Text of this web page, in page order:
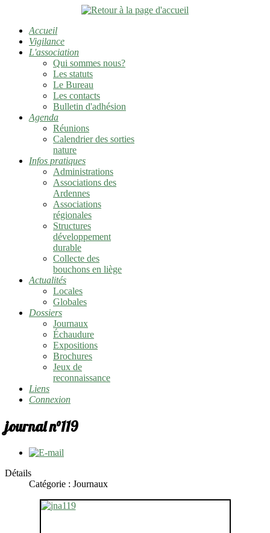
Accueil
Vigilance
L'association
Qui sommes nous?
Les statuts
Le Bureau
Les contacts
Bulletin d'adhésion
Agenda
Réunions
Calendrier des sorties
nature
Infos pratiques
Administrations
Associations des
Ardennes
Associations
régionales
Structures
développement
durable
Collecte des
bouchons en liège
Actualités
Locales
Globales
Dossiers
Journaux
Échaudure
Expositions
Brochures
Jeux de
reconnaissance
Liens
Connexion
journal n°119
Détails
Catégorie : Journaux